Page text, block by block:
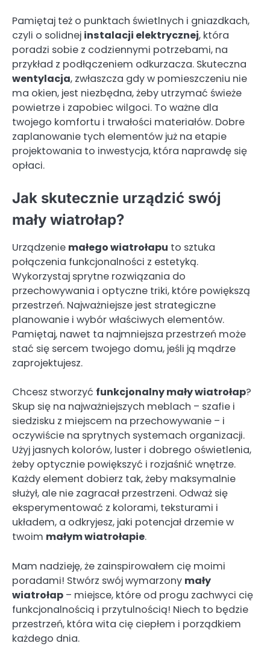
Pamiętaj też o punktach świetlnych i gniazdkach,
czyli o solidnej instalacji elektrycznej, która
poradzi sobie z codziennymi potrzebami, na
przykład z podłączeniem odkurzacza. Skuteczna
wentylacja, zwłaszcza gdy w pomieszczeniu nie
ma okien, jest niezbędna, żeby utrzymać świeże
powietrze i zapobiec wilgoci. To ważne dla
twojego komfortu i trwałości materiałów. Dobre
zaplanowanie tych elementów już na etapie
projektowania to inwestycja, która naprawdę się
opłaci.
Jak skutecznie urządzić swój
mały wiatrołap?
Urządzenie małego wiatrołapu to sztuka
połączenia funkcjonalności z estetyką.
Wykorzystaj sprytne rozwiązania do
przechowywania i optyczne triki, które powiększą
przestrzeń. Najważniejsze jest strategiczne
planowanie i wybór właściwych elementów.
Pamiętaj, nawet ta najmniejsza przestrzeń może
stać się sercem twojego domu, jeśli ją mądrze
zaprojektujesz.
Chcesz stworzyć funkcjonalny mały wiatrołap?
Skup się na najważniejszych meblach – szafie i
siedzisku z miejscem na przechowywanie – i
oczywiście na sprytnych systemach organizacji.
Użyj jasnych kolorów, luster i dobrego oświetlenia,
żeby optycznie powiększyć i rozjaśnić wnętrze.
Każdy element dobierz tak, żeby maksymalnie
służył, ale nie zagracał przestrzeni. Odważ się
eksperymentować z kolorami, teksturami i
układem, a odkryjesz, jaki potencjał drzemie w
twoim małym wiatrołapie.
Mam nadzieję, że zainspirowałem cię moimi
poradami! Stwórz swój wymarzony mały
wiatrołap – miejsce, które od progu zachwyci cię
funkcjonalnością i przytulnością! Niech to będzie
przestrzeń, która wita cię ciepłem i porządkiem
każdego dnia.